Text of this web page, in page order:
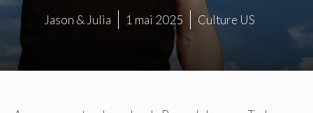
Jason & Julia 1 mai 2025 Culture US